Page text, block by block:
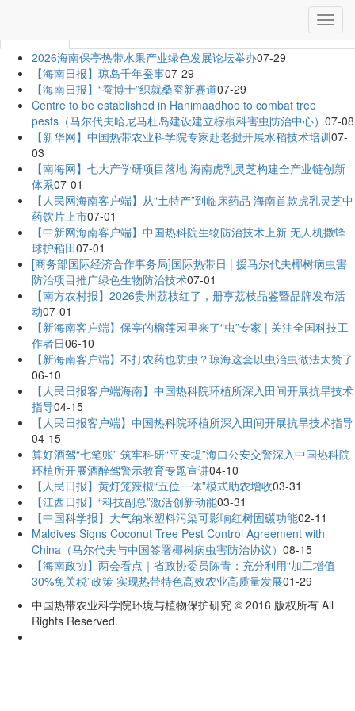
切
换
导
2026海南保亭热带水果产业绿色发展论坛举办07-29
【海南日报】琼岛千年蚕事07-29
【海南日报】“蚕博士”织就桑蚕新赛道07-29
Centre to be established in Hanimaadhoo to combat tree
pests（马尔代夫哈尼马杜岛建设建立棕榈科害虫防治中心） 07-08
【新华网】中国热带农业科学院专家赴老挝开展水稻技术培训07-
03
【南海网】七大产学研项目落地 海南虎乳灵芝构建全产业链创新
体系07-01
【人民网海南客户端】从“土特产”到临床药品 海南首款虎乳灵芝中
药饮片上市07-01
【中新网海南客户端】中国热科院生物防治技术上新 无人机撒蜂
球护稻田07-01
[商务部国际经济合作事务局]国际热带日 | 援马尔代夫椰树病虫害
防治项目推广绿色生物防治技术07-01
【南方农村报】2026贵州荔枝红了，册亨荔枝品鉴暨品牌发布活
动07-01
【新海南客户端】保亭的榴莲园里来了“虫”专家 | 关注全国科技工
作者日06-10
【新海南客户端】不打农药也防虫？琼海这套以虫治虫做法太赞了
06-10
【人民日报客户端海南】中国热科院环植所深入田间开展抗旱技术
指导04-15
【人民日报客户端】中国热科院环植所深入田间开展抗旱技术指导
04-15
算好酒驾“七笔账” 筑牢科研“平安堤”海口公安交警深入中国热科院
环植所开展酒醉驾警示教育专题宣讲04-10
【人民日报】黄灯笼辣椒“五位一体”模式助农增收03-31
【江西日报】“科技副总”激活创新动能03-31
【中国科学报】大气纳米塑料污染可影响红树固碳功能02-11
Maldives Signs Coconut Tree Pest Control Agreement with
China（马尔代夫与中国签署椰树病虫害防治协议） 08-15
【海南政协】两会看点｜省政协委员陈青：充分利用“加工增值
30%免关税”政策 实现热带特色高效农业高质量发展01-29
中国热带农业科学院环境与植物保护研究 © 2016 版权所有 All
Rights Reserved.